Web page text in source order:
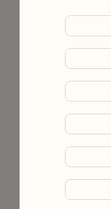
النخاعي.
نفسه من كل